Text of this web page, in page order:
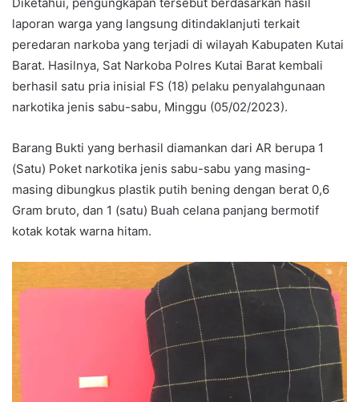
laporan warga yang langsung ditindaklanjuti terkait
peredaran narkoba yang terjadi di wilayah Kabupaten Kutai
Barat. Hasilnya, Sat Narkoba Polres Kutai Barat kembali
berhasil satu pria inisial FS (18) pelaku penyalahgunaan
narkotika jenis sabu-sabu, Minggu (05/02/2023).
Barang Bukti yang berhasil diamankan dari AR berupa 1
(Satu) Poket narkotika jenis sabu-sabu yang masing-
masing dibungkus plastik putih bening dengan berat 0,6
Gram bruto, dan 1 (satu) Buah celana panjang bermotif
kotak kotak warna hitam.